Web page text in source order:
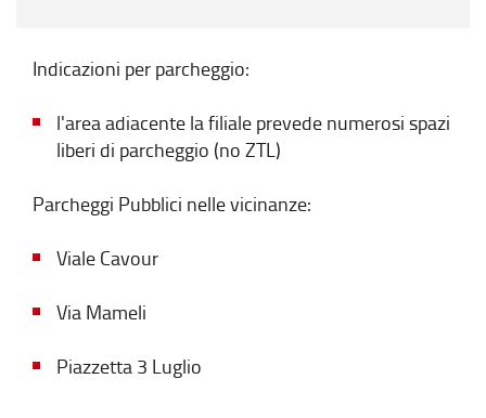
Indicazioni per parcheggio:
l'area adiacente la filiale prevede numerosi spazi
liberi di parcheggio (no ZTL)
Parcheggi Pubblici nelle vicinanze:
Viale Cavour
Via Mameli
Piazzetta 3 Luglio